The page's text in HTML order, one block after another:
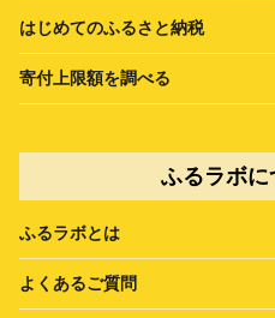
はじめてのふるさと納税
寄付上限額を調べる
ふるラボに
ふるラボとは
よくあるご質問